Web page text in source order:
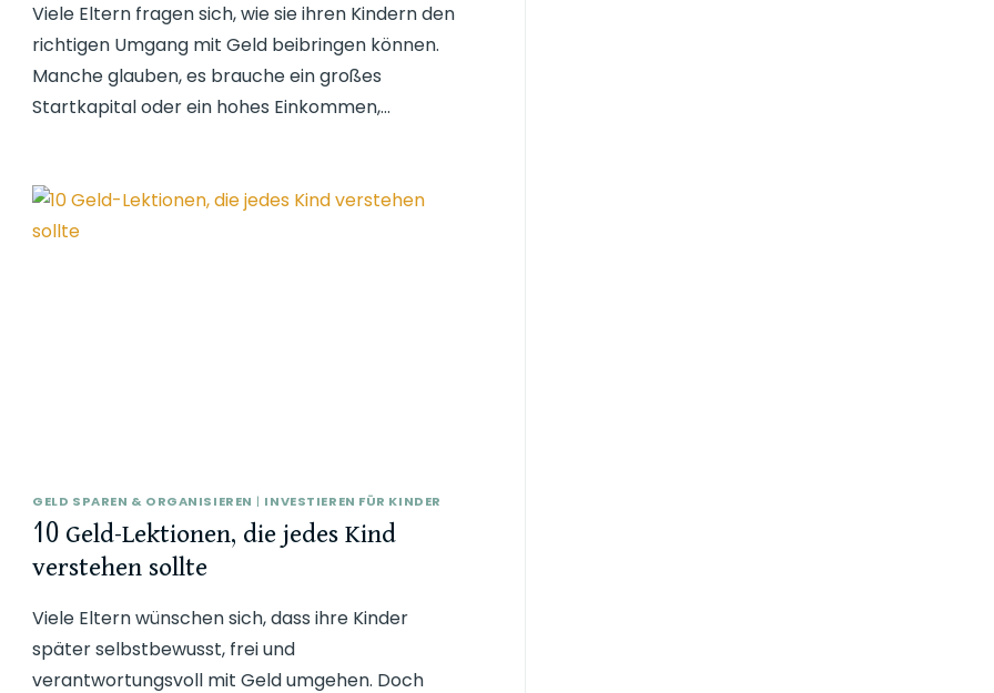
Viele Eltern fragen sich, wie sie ihren Kindern den
richtigen Umgang mit Geld beibringen können.
Manche glauben, es brauche ein großes
Startkapital oder ein hohes Einkommen,…
GELD SPAREN & ORGANISIEREN | INVESTIEREN FÜR KINDER
10 Geld-Lektionen, die jedes Kind
verstehen sollte
Viele Eltern wünschen sich, dass ihre Kinder
später selbstbewusst, frei und
verantwortungsvoll mit Geld umgehen. Doch